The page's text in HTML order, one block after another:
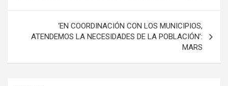
entradas‘EN COORDINACIÓN CON LOS MUNICIPIOS,
ATENDEMOS LA NECESIDADES DE LA POBLACIÓN’:
MARS